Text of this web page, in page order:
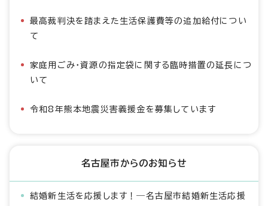
最高裁判決を踏まえた生活保護費等の追加給付につい
て
家庭用ごみ・資源の指定袋に関する臨時措置の延長につ
いて
令和8年熊本地震災害義援金を募集しています
名古屋市からのお知らせ
結婚新生活を応援します！―名古屋市結婚新生活応援